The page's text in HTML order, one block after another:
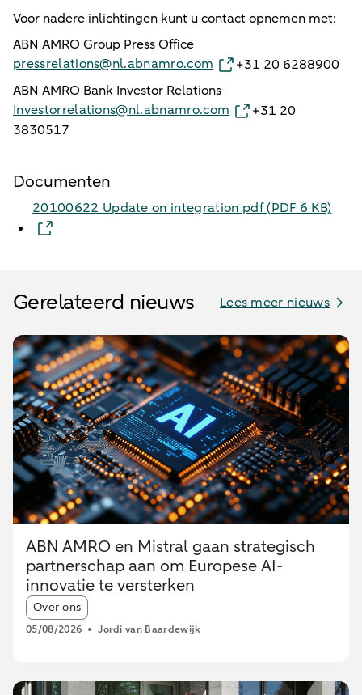
Voor nadere inlichtingen kunt u contact opnemen met:
ABN AMRO Group Press Office
pressrelations@nl.abnamro.com
+31 20 6288900
ABN AMRO Bank Investor Relations
Investorrelations@nl.abnamro.com
+31 20
3830517
Documenten
20100622 Update on integration pdf​ (PDF 6 KB)
Gerelateerd nieuws Lees meer nieuws
ABN AMRO en Mistral gaan strategisch
partnerschap aan om Europese AI-
innovatie te versterken
Article tags:
Over ons
05/08/2026 Jordi van Baardewijk